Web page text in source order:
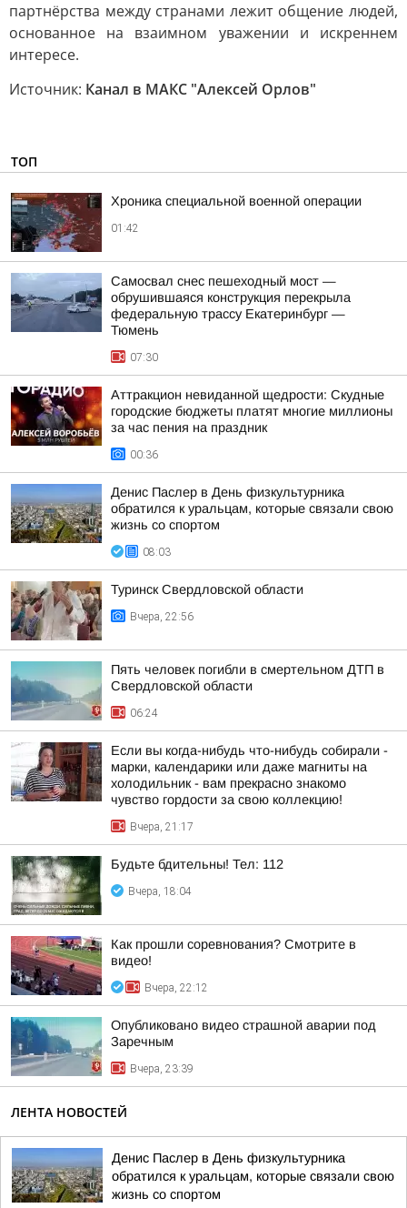
партнёрства между странами лежит общение людей,
основанное на взаимном уважении и искреннем
интересе.
Источник: Канал в МАКС "Алексей Орлов"
ТОП
Хроника специальной военной операции
01:42
Самосвал снес пешеходный мост —
обрушившаяся конструкция перекрыла
федеральную трассу Екатеринбург —
Тюмень
07:30
Аттракцион невиданной щедрости: Скудные
городские бюджеты платят многие миллионы
за час пения на праздник
00:36
Денис Паслер в День физкультурника
обратился к уральцам, которые связали свою
жизнь со спортом
08:03
Туринск Свердловской области
Вчера, 22:56
Пять человек погибли в смертельном ДТП в
Свердловской области
06:24
Если вы когда-нибудь что-нибудь собирали -
марки, календарики или даже магниты на
холодильник - вам прекрасно знакомо
чувство гордости за свою коллекцию!
Вчера, 21:17
Будьте бдительны! Тел: 112
Вчера, 18:04
Как прошли соревнования? Смотрите в
видео!
Вчера, 22:12
Опубликовано видео страшной аварии под
Заречным
Вчера, 23:39
ЛЕНТА НОВОСТЕЙ
Денис Паслер в День физкультурника
обратился к уральцам, которые связали свою
жизнь со спортом